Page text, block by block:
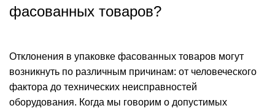
фасованных товаров?
Отклонения в упаковке фасованных товаров могут
возникнуть по различным причинам: от человеческого
фактора до технических неисправностей
оборудования. Когда мы говорим о допустимых